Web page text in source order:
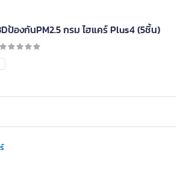
ป้องกันPM2.5 กรม ไฮแคร์ Plus4 (5ชิ้น)